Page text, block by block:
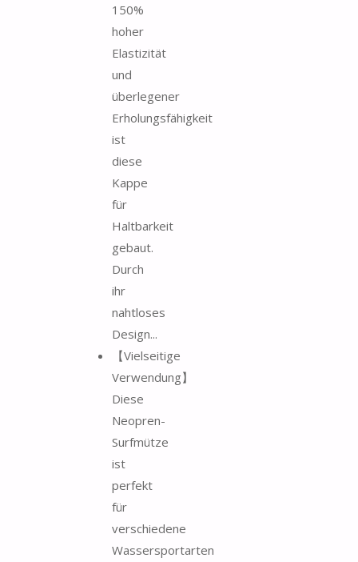
150%
hoher
Elastizität
und
überlegener
Erholungsfähigkeit
ist
diese
Kappe
für
Haltbarkeit
gebaut.
Durch
ihr
nahtloses
Design...
【Vielseitige
Verwendung】
Diese
Neopren-
Surfmütze
ist
perfekt
für
verschiedene
Wassersportarten